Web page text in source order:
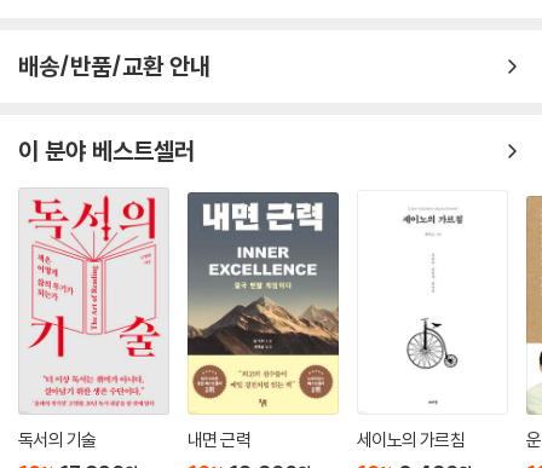
명한 사회 비평가가 되어 있었다. 그를 부유하게 만들어준 이야기들은 학
교가 아닌 다른 곳을 거닐고 활동하던 어린 시절의 독특한 경험과 배움에
빈센트 반 고흐(Vincent Van Gogh)는 그림을 거의 혼자 배운 화가다.
그는 살아 있는 동안에는 그림을 거의 한 점도 팔지 못하고 동생인 테오가
주는 지원금으로 겨우 연명했지만, 자신이 그림에 최선을 다한 것을 절대
후회하지 않았다. 오늘날 반 고흐는 지난 200년 동안 가장 위대한 화가들
중 한 명으로 여겨지며, 지금까지 경매에서 가장 높은 가격에 팔린 36개
그림 가운데 7개 작품이 반 고흐가 그린 것이다. 이 목록에 그보다 더 많은
작품을 올린 화가는 오직 피카소뿐이다.
찰스 다윈(Charles Darwin)은 학교를 그다지 중요하게 생각하지 않았
고, 오히려 ‘그냥 공허한 곳’이라고 불렀다. 그는 에든버러대학교를 겨우 2
년 다녔는데, 이곳에서 강의를 듣고 과제를 하기보다는 바닷가를 따라 걸
으면서 해양 생물을 조사하는 걸 좋아했다. 이후 영국 해군의 비글(Beagl
배송/반품/교환 안내
이 분야 베스트셀러
독서의 기술 내면 근력 세이노의 가르침